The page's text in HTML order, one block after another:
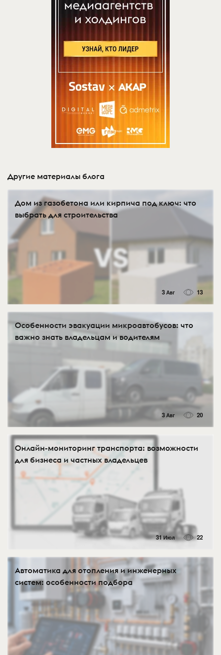
Другие материалы блога
Дом из газобетона или кирпича под ключ: что
выбрать для строительства
3 Авг 13
Особенности эвакуации микроавтобусов: что
важно знать владельцам и водителям
3 Авг 20
Онлайн-мониторинг транспорта: возможности
для бизнеса и частных владельцев
31 Июл 22
Автоматика для отопления и инженерных
систем: особенности подбора